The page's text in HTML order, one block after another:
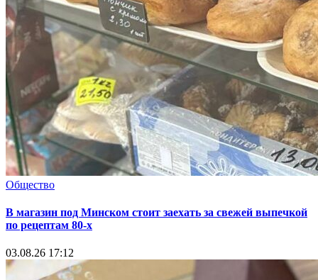
Общество
В магазин под Минском стоит заехать за свежей выпечкой
по рецептам 80-х
03.08.26 17:12